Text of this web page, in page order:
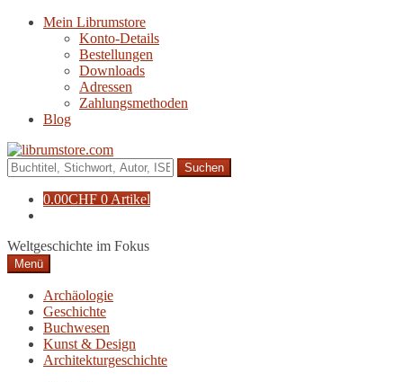
Navigation
Zum
Mein Librumstore
Konto-Details
Bestellungen
Downloads
Adressen
Zahlungsmethoden
Blog
Suche
nach:
0.00CHF 0 Artikel
Weltgeschichte im Fokus
Menü
Archäologie
Geschichte
Buchwesen
Kunst & Design
Architekturgeschichte